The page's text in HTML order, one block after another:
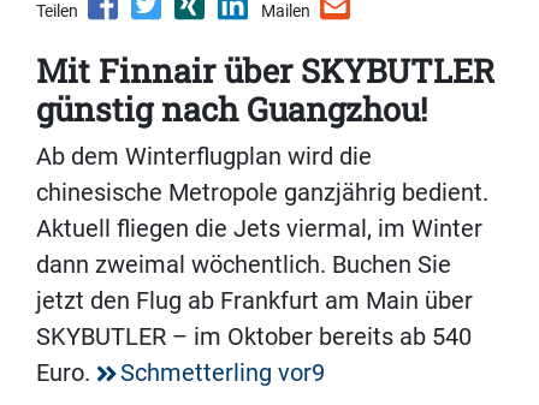
Teilen Mailen
Mit Finnair über SKYBUTLER
günstig nach Guangzhou!
Ab dem Winterflugplan wird die
chinesische Metropole ganzjährig bedient.
Aktuell fliegen die Jets viermal, im Winter
dann zweimal wöchentlich. Buchen Sie
jetzt den Flug ab Frankfurt am Main über
SKYBUTLER – im Oktober bereits ab 540
Euro.
Schmetterling vor9